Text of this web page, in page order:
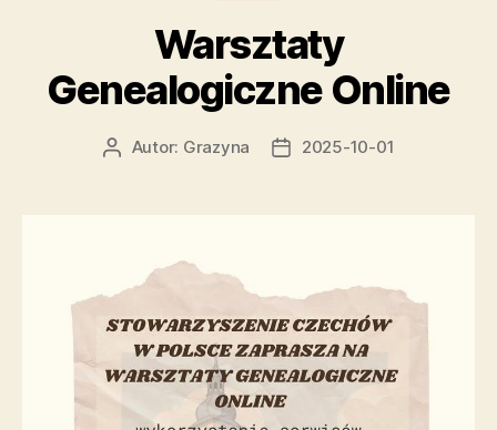
Warsztaty
Genealogiczne Online
AutorAutor: Grazyna
Data2025-10-01